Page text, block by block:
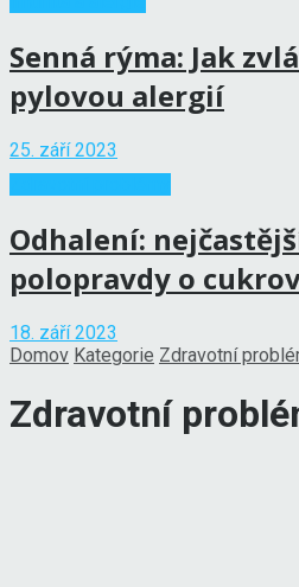
Senná rýma: Jak
pylovou alergií
25. září 2023
Odhalení:
polopravdy o
18. září 2023
Domov Kategorie Zdravotní
Zdravotní